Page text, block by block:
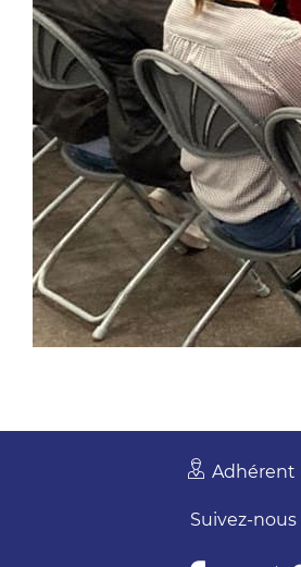
Adhérent
Suivez-nous